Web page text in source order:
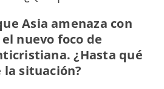
Asia amenaza con
nuevo foco de
¿Hasta qué
la situación?